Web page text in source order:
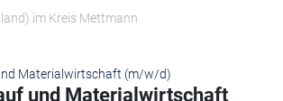
im Kreis Mettmann
und Materialwirtschaft